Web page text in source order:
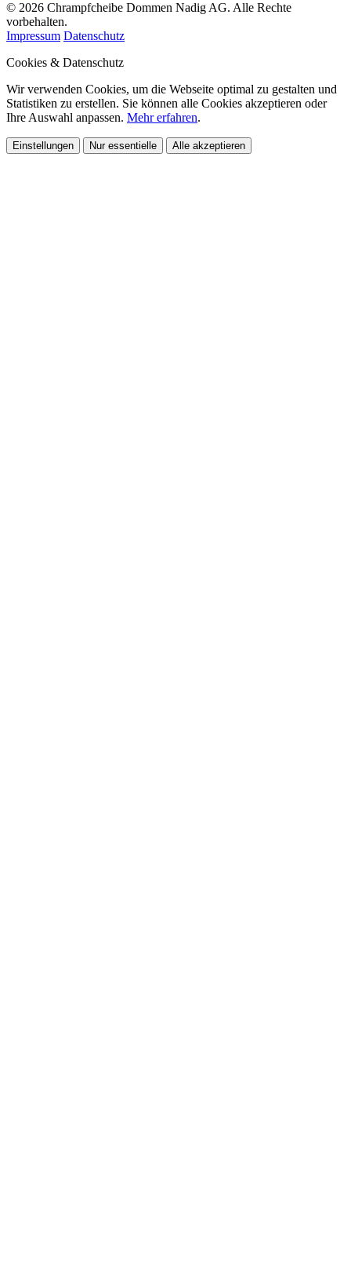
© 2026 Chrampfcheibe Dommen Nadig AG. Alle Rechte
vorbehalten.
Impressum Datenschutz
Cookies & Datenschutz
Wir verwenden Cookies, um die Webseite optimal zu gestalten und
Statistiken zu erstellen. Sie können alle Cookies akzeptieren oder
Ihre Auswahl anpassen. Mehr erfahren.
Einstellungen Nur essentielle Alle akzeptieren